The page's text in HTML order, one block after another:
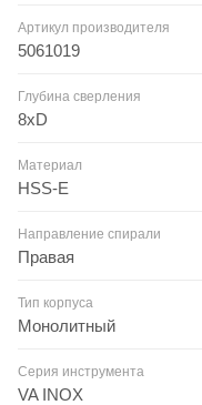
Артикул производителя
5061019
Глубина сверления
8xD
Материал
HSS-E
Направление спирали
Правая
Тип корпуса
Монолитный
Серия инструмента
VA INOX